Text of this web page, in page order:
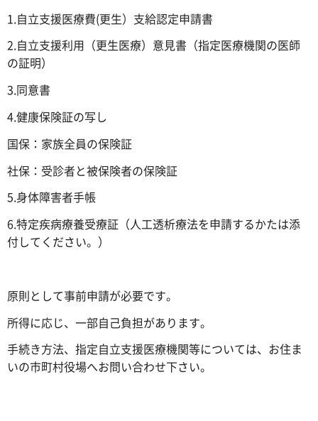
1.自立支援医療費(更生）支給認定申請書
2.自立支援利用（更生医療）意見書（指定医療機関の医師
の証明）
3.同意書
4.健康保険証の写し
国保：家族全員の保険証
社保：受診者と被保険者の保険証
5.身体障害者手帳
6.特定疾病療養受療証（人工透析療法を申請するかたは添
付してください。）
原則として事前申請が必要です。
所得に応じ、一部自己負担があります。
手続き方法、指定自立支援医療機関等については、お住ま
いの市町村役場へお問い合わせ下さい。